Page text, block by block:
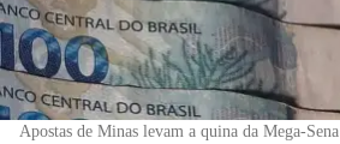
Apostas de Minas levam a quina da Mega-Sena